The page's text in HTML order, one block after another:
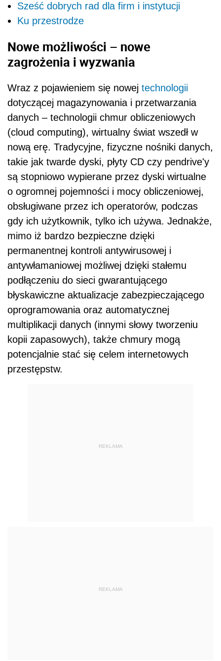
Sześć dobrych rad dla firm i instytucji
Ku przestrodze
Nowe możliwości – nowe
zagrożenia i wyzwania
Wraz z pojawieniem się nowej technologii
dotyczącej magazynowania i przetwarzania
danych – technologii chmur obliczeniowych
(cloud computing), wirtualny świat wszedł w
nową erę. Tradycyjne, fizyczne nośniki danych,
takie jak twarde dyski, płyty CD czy pendrive'y
są stopniowo wypierane przez dyski wirtualne
o ogromnej pojemności i mocy obliczeniowej,
obsługiwane przez ich operatorów, podczas
gdy ich użytkownik, tylko ich używa. Jednakże,
mimo iż bardzo bezpieczne dzięki
permanentnej kontroli antywirusowej i
antywłamaniowej możliwej dzięki stałemu
podłączeniu do sieci gwarantującego
błyskawiczne aktualizacje zabezpieczającego
oprogramowania oraz automatycznej
multiplikacji danych (innymi słowy tworzeniu
kopii zapasowych), także chmury mogą
potencjalnie stać się celem internetowych
przestępstw.
REKLAMA
REKLAMA